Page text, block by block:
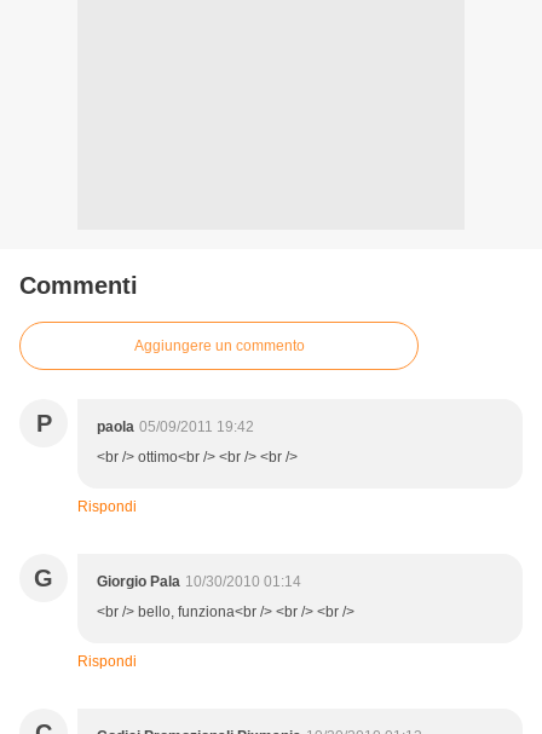
Commenti
Aggiungere un commento
P paola 05/09/2011 19:42
<br /> ottimo<br /> <br /> <br />
Rispondi
G Giorgio Pala 10/30/2010 01:14
<br /> bello, funziona<br /> <br /> <br />
Rispondi